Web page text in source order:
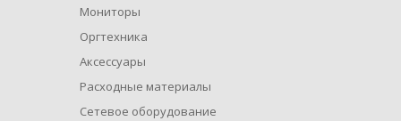
Мониторы
Оргтехника
Аксессуары
Расходные материалы
Сетевое оборудование